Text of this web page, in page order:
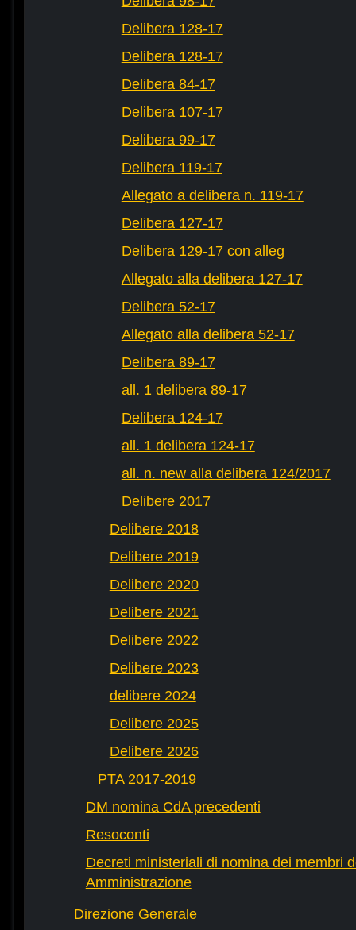
Delibera 128-17
Delibera 128-17
Delibera 84-17
Delibera 107-17
Delibera 99-17
Delibera 119-17
Allegato a delibera n. 119-17
Delibera 127-17
Delibera 129-17 con alleg
Allegato alla delibera 127-17
Delibera 52-17
Allegato alla delibera 52-17
Delibera 89-17
all. 1 delibera 89-17
Delibera 124-17
all. 1 delibera 124-17
all. n. new alla delibera 124/2017
Delibere 2017
Delibere 2018
Delibere 2019
Delibere 2020
Delibere 2021
Delibere 2022
Delibere 2023
delibere 2024
Delibere 2025
Delibere 2026
PTA 2017-2019
DM nomina CdA precedenti
Resoconti
Decreti ministeriali di nomina dei membri
Amministrazione
Direzione Generale